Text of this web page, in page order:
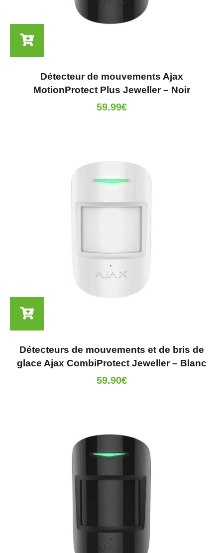
Détecteur de mouvements Ajax
MotionProtect Plus Jeweller – Noir
59.99€
Détecteurs de mouvements et de bris de
glace Ajax CombiProtect Jeweller – Blanc
59.90€